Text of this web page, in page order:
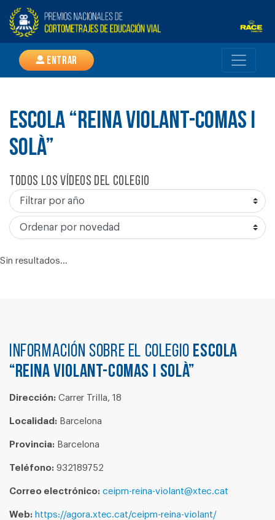
Entrar
ESCOLA “REINA VIOLANT-COMAS I
SOLÀ”
Todos los vídeos del colegio
Sin resultados...
Información sobre el colegio ESCOLA
“REINA VIOLANT-COMAS I SOLÀ”
Dirección: Carrer Trilla, 18
Localidad: Barcelona
Provincia: Barcelona
Teléfono: 932189752
Correo electrónico: ceipm-reina-violant@xtec.cat
Web: https://agora.xtec.cat/ceipm-reina-violant/